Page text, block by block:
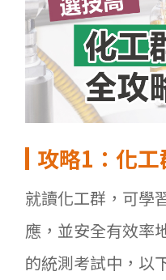
攻略1 ：化
就讀化工群，可學
應，並安全有效率
的統測考試中，以